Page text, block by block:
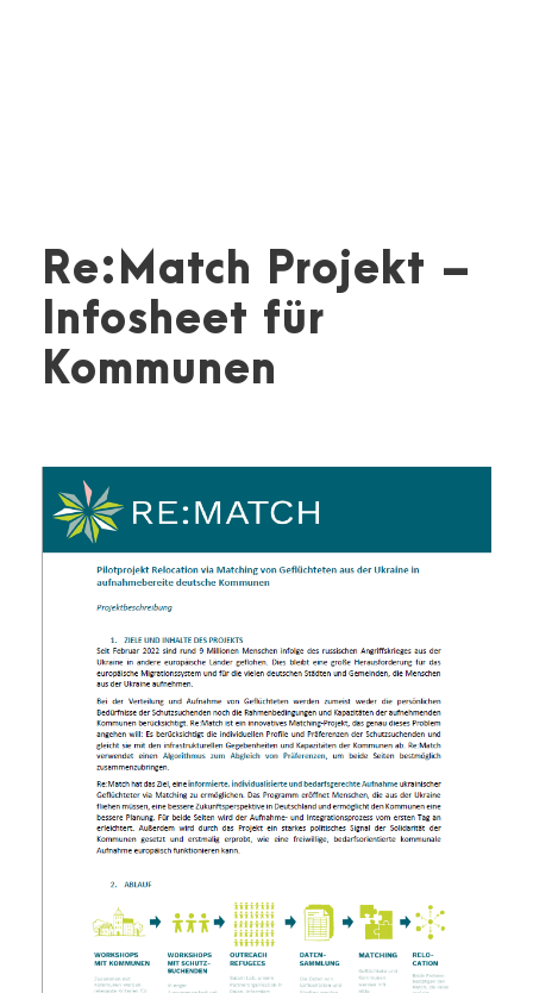
Re:Match Projekt –
Infosheet für
Kommunen